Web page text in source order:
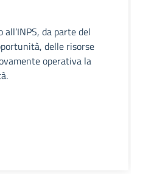
da parte del
delle risorse
operativa la